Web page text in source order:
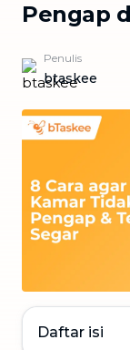
Pengap
Penulis
btaskee
Daftar isi